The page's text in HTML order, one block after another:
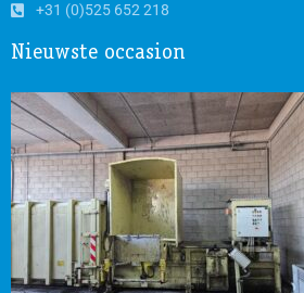
+31 (0)525 652 218
Nieuwste occasion